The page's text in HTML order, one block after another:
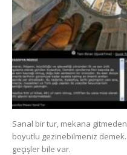
Sanal bir tur, mekana
boyutlu gezinebilmeniz
geçişler bile var.